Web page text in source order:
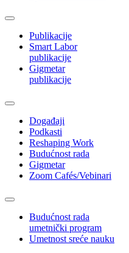
Publikacije
Smart Labor
publikacije
Gigmetar
publikacije
Događaji
Podkasti
Reshaping Work
Budućnost rada
Gigmetar
Zoom Cafés/Vebinari
Budućnost rada
umetnički program
Umetnost sreće nauku